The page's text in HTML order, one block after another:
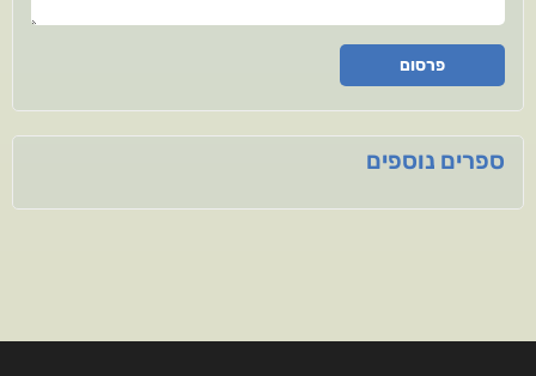
פרסום
ספרים נוספים